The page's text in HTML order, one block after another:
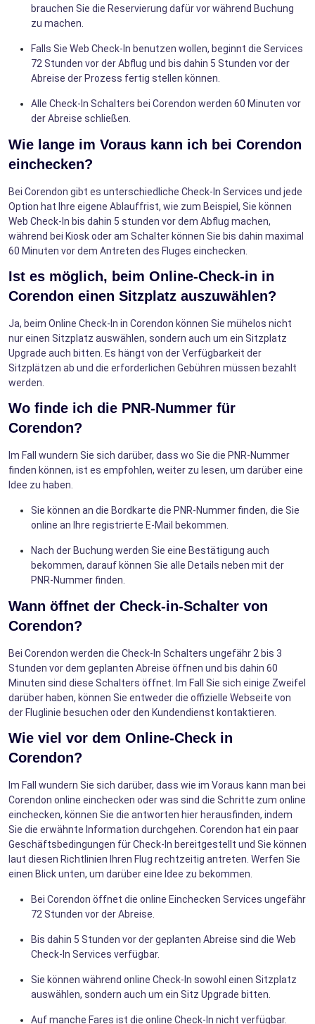
brauchen Sie die Reservierung dafür vor während Buchung
zu machen.
Falls Sie Web Check-In benutzen wollen, beginnt die Services
72 Stunden vor der Abflug und bis dahin 5 Stunden vor der
Abreise der Prozess fertig stellen können.
Alle Check-In Schalters bei Corendon werden 60 Minuten vor
der Abreise schließen.
Wie lange im Voraus kann ich bei Corendon
einchecken?
Bei Corendon gibt es unterschiedliche Check-In Services und jede
Option hat Ihre eigene Ablauffrist, wie zum Beispiel, Sie können
Web Check-In bis dahin 5 stunden vor dem Abflug machen,
während bei Kiosk oder am Schalter können Sie bis dahin maximal
60 Minuten vor dem Antreten des Fluges einchecken.
Ist es möglich, beim Online-Check-in in
Corendon einen Sitzplatz auszuwählen?
Ja, beim Online Check-In in Corendon können Sie mühelos nicht
nur einen Sitzplatz auswählen, sondern auch um ein Sitzplatz
Upgrade auch bitten. Es hängt von der Verfügbarkeit der
Sitzplätzen ab und die erforderlichen Gebühren müssen bezahlt
werden.
Wo finde ich die PNR-Nummer für
Corendon?
Im Fall wundern Sie sich darüber, dass wo Sie die PNR-Nummer
finden können, ist es empfohlen, weiter zu lesen, um darüber eine
Idee zu haben.
Sie können an die Bordkarte die PNR-Nummer finden, die Sie
online an Ihre registrierte E-Mail bekommen.
Nach der Buchung werden Sie eine Bestätigung auch
bekommen, darauf können Sie alle Details neben mit der
PNR-Nummer finden.
Wann öffnet der Check-in-Schalter von
Corendon?
Bei Corendon werden die Check-In Schalters ungefähr 2 bis 3
Stunden vor dem geplanten Abreise öffnen und bis dahin 60
Minuten sind diese Schalters öffnet. Im Fall Sie sich einige Zweifel
darüber haben, können Sie entweder die offizielle Webseite von
der Fluglinie besuchen oder den Kundendienst kontaktieren.
Wie viel vor dem Online-Check in
Corendon?
Im Fall wundern Sie sich darüber, dass wie im Voraus kann man bei
Corendon online einchecken oder was sind die Schritte zum online
einchecken, können Sie die antworten hier herausfinden, indem
Sie die erwähnte Information durchgehen. Corendon hat ein paar
Geschäftsbedingungen für Check-In bereitgestellt und Sie können
laut diesen Richtlinien Ihren Flug rechtzeitig antreten. Werfen Sie
einen Blick unten, um darüber eine Idee zu bekommen.
Bei Corendon öffnet die online Einchecken Services ungefähr
72 Stunden vor der Abreise.
Bis dahin 5 Stunden vor der geplanten Abreise sind die Web
Check-In Services verfügbar.
Sie können während online Check-In sowohl einen Sitzplatz
auswählen, sondern auch um ein Sitz Upgrade bitten.
Auf manche Fares ist die online Check-In nicht verfügbar.